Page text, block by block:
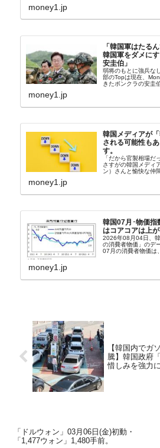
たといわれます（後
money1.jp
「韓国軍はたる
韓国軍をダメに
安圭伯」
弱将のもとに強兵な
部のTopは現在、
きたボンクラの安圭
さんと「韓国初の文
money1.jp
韓国メディアが
される可能性も
す。
「だから官製相場だ
さすがの韓国メディ
ン）さんと愉快な仲
うになっています。
『朝鮮日報』に面白
money1.jp
韓国07月･物価
はコアコアは上が
2026年08月04日、
の消費者物価」のデ
07月の消費者物価は
2.8％上昇（06月は
money1.jp
【韓国内でガ
騰】韓国政府
惜しみを強力
「ドルウォン」03月06日(金)初動・
「1,477ウォン」1,480手前。